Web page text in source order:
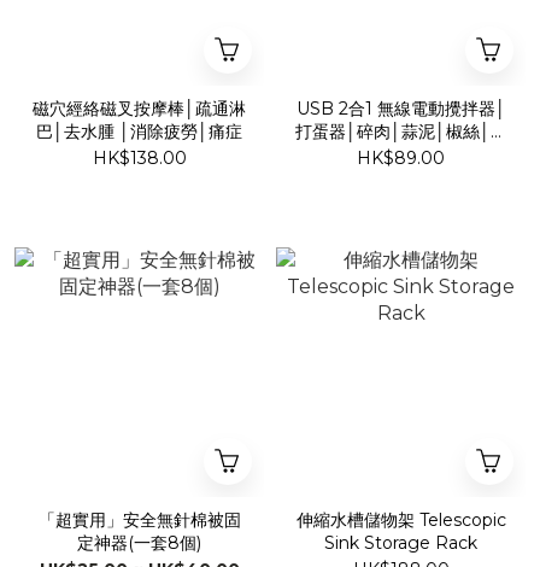
磁穴經絡磁叉按摩棒│疏通淋
巴│去水腫 │消除疲勞│痛症
HK$138.00
USB 2合1 無線電動攪拌器│
打蛋器│碎肉│蒜泥│椒絲│薑
蓉│菜蓉
HK$89.00
「超實用」安全無針棉被固
定神器(一套8個)
伸縮水槽儲物架 Telescopic
Sink Storage Rack